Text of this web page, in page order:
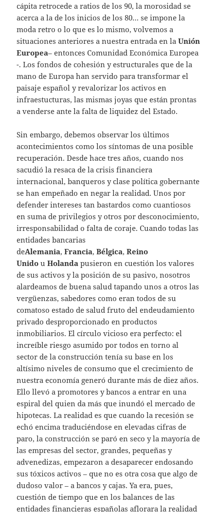
cápita retrocede a ratios de los 90, la morosidad se
acerca a la de los inicios de los 80… se impone la
moda retro o lo que es lo mismo, volvemos a
situaciones anteriores a nuestra entrada en laUnión
Europea– entonces Comunidad Económica Europea
-. Los fondos de cohesión y estructurales que de la
mano de Europa han servido para transformar el
paisaje español y revalorizar los activos en
infraestucturas, las mismas joyas que están prontas
a venderse ante la falta de liquidez del Estado.
Sin embargo, debemos observar los últimos
acontecimientos como los síntomas de una posible
recuperación. Desde hace tres años, cuando nos
sacudió la resaca de la crisis financiera
internacional, banqueros y clase política gobernante
se han empeñado en negar la realidad. Unos por
defender intereses tan bastardos como cuantiosos
en suma de privilegios y otros por desconocimiento,
irresponsabilidad o falta de coraje. Cuando todas las
entidades bancarias
deAlemania,Francia,Bélgica,Reino
Unido uHolanda pusieron en cuestión los valores
de sus activos y la posición de su pasivo, nosotros
alardeamos de buena salud tapando unos a otros las
vergüenzas, sabedores como eran todos de su
comatoso estado de salud fruto del endeudamiento
privado desproporcionado en productos
inmobiliarios. El círculo vicioso era perfecto: el
increíble riesgo asumido por todos en torno al
sector de la construcción tenía su base en los
altísimo niveles de consumo que el crecimiento de
nuestra economía generó durante más de diez años.
Ello llevó a promotores y bancos a entrar en una
espiral del quien da más que inundó el mercado de
hipotecas. La realidad es que cuando la recesión se
echó encima traduciéndose en elevadas cifras de
paro, la construcción se paró en seco y la mayoría de
las empresas del sector, grandes, pequeñas y
advenedizas, empezaron a desaparecer endosando
sus tóxicos activos – que no es otra cosa que algo de
dudoso valor – a bancos y cajas. Ya era, pues,
cuestión de tiempo que en los balances de las
entidades financieras españolas aflorara la realidad